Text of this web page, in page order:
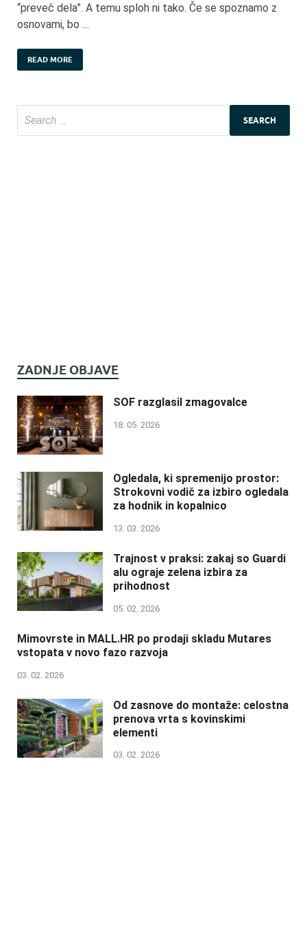
“preveč dela”. A temu sploh ni tako. Če se spoznamo z
osnovami, bo …
READ MORE
ZADNJE OBJAVE
SOF razglasil zmagovalce
18. 05. 2026
Ogledala, ki spremenijo prostor:
Strokovni vodič za izbiro ogledala
za hodnik in kopalnico
13. 03. 2026
Trajnost v praksi: zakaj so Guardi
alu ograje zelena izbira za
prihodnost
05. 02. 2026
Mimovrste in MALL.HR po prodaji skladu Mutares
vstopata v novo fazo razvoja
03. 02. 2026
Od zasnove do montaže: celostna
prenova vrta s kovinskimi
elementi
03. 02. 2026